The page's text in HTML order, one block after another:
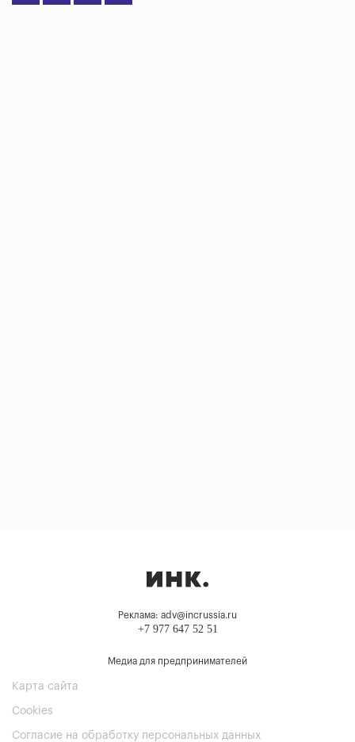
Реклама: adv@incrussia.ru
+7 977 647 52 51
Медиа для предпринимателей
Карта сайта
Cookies
Согласие на обработку персональных данных